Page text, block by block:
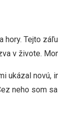
hory. Tejto
v živote.
neho som